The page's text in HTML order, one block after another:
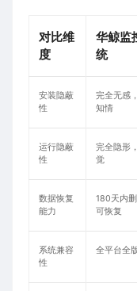
对比维
度
华鲸监
统
安装隐蔽
性
完全无感
知情
运行隐蔽
性
完全隐形
觉
数据恢复
能力
180天内
可恢复
系统兼容
性
全平台全